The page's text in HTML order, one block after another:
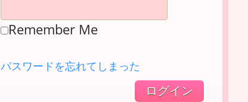
Remember Me
パスワードを忘れてしまった